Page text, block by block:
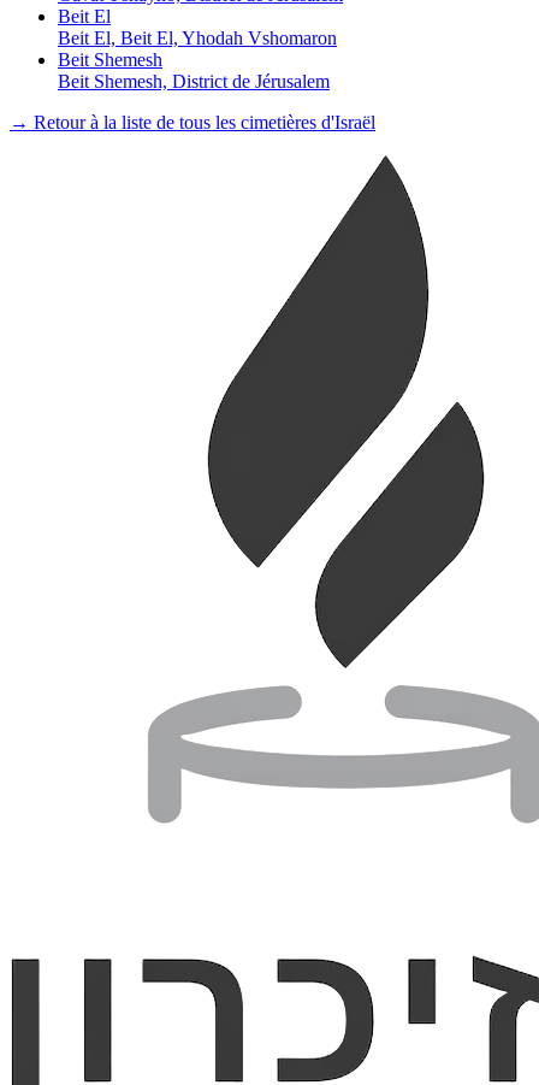
Beit El
Beit El, Beit El, Yhodah Vshomaron
Beit Shemesh
Beit Shemesh, District de Jérusalem
→ Retour à la liste de tous les cimetières d'Israël